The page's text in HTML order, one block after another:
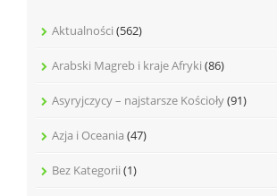
Aktualności (562)
Arabski Magreb i kraje Afryki (86)
Asyryjczycy – najstarsze Kościoły(91)
Azja i Oceania (47)
Bez Kategorii (1)